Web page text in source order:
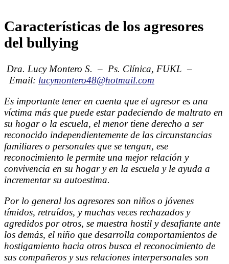
Características de los agresores
del bullying
Dra. Lucy Montero S. – Ps. Clínica, FUKL –
Email: lucymontero48@hotmail.com
Es importante tener en cuenta que el agresor es una
víctima más que puede estar padeciendo de maltrato en
su hogar o la escuela, el menor tiene derecho a ser
reconocido independientemente de las circunstancias
familiares o personales que se tengan, ese
reconocimiento le permite una mejor relación y
convivencia en su hogar y en la escuela y le ayuda a
incrementar su autoestima.
Por lo general los agresores son niños o jóvenes
tímidos, retraídos, y muchas veces rechazados y
agredidos por otros, se muestra hostil y desafiante ante
los demás, el niño que desarrolla comportamientos de
hostigamiento hacia otros busca el reconocimiento de
sus compañeros y sus relaciones interpersonales son